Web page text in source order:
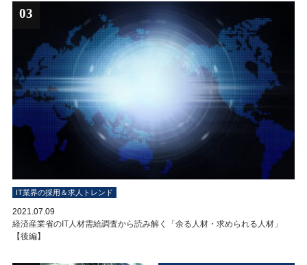
03
IT業界の採用＆求人トレンド
2021.07.09
経済産業省のIT人材需給調査から読み解く「余る人材・求められる人材」
【後編】